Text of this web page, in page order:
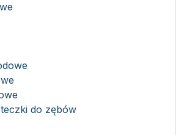
do zębów